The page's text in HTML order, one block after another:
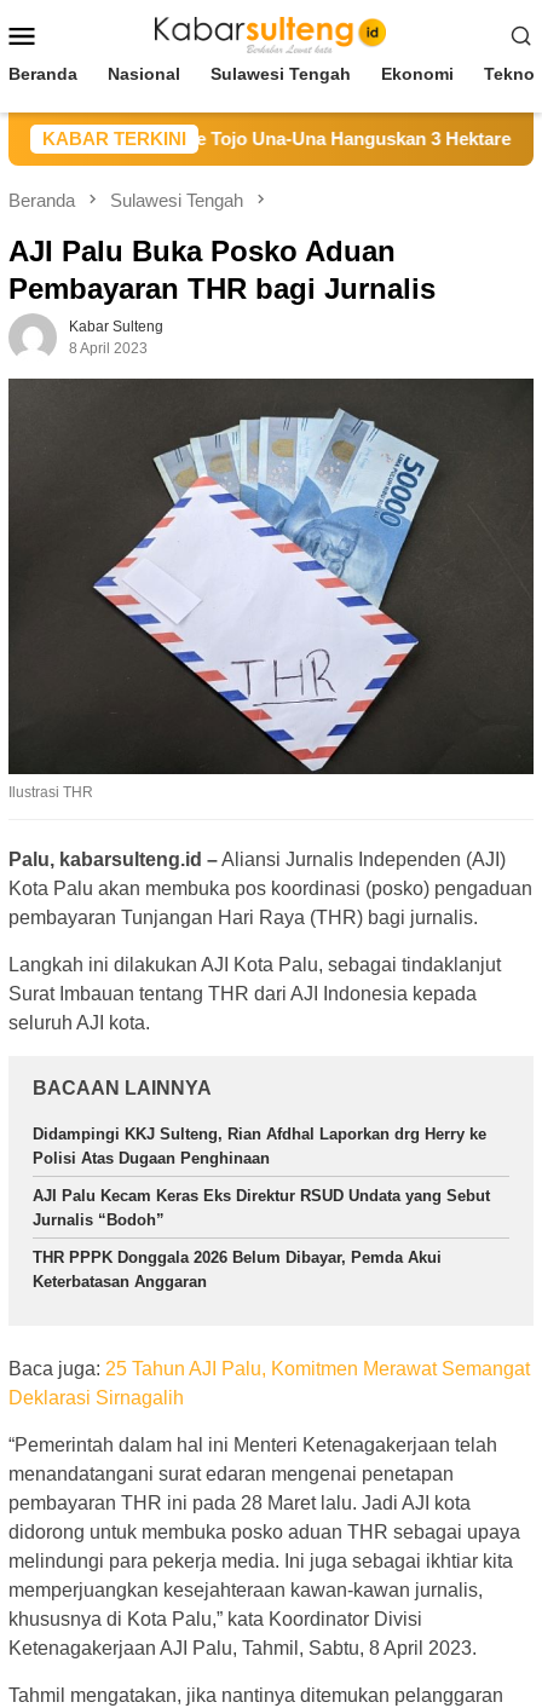
ke
Mobile
Beranda Nasional Sulawesi Tengah Ekonomi
KABAR TERKINI
di Longge Tojo Una-Una Hanguskan 3 Hektare Lahan
Beranda Sulawesi Tengah
AJI Palu Buka Posko Aduan
Pembayaran THR bagi Jurnalis
Kabar Sulteng
8 April 2023
Ilustrasi THR
Palu, kabarsulteng.id –Aliansi Jurnalis Independen (AJI)
Kota Palu akan membuka pos koordinasi (posko) pengaduan
pembayaran Tunjangan Hari Raya (THR) bagi jurnalis.
Langkah ini dilakukan AJI Kota Palu, sebagai tindaklanjut
Surat Imbauan tentang THR dari AJI Indonesia kepada
seluruh AJI kota.
BACAAN LAINNYA
Didampingi KKJ Sulteng, Rian Afdhal Laporkan drg Herry ke
Polisi Atas Dugaan Penghinaan
AJI Palu Kecam Keras Eks Direktur RSUD Undata yang Sebut
Jurnalis “Bodoh”
THR PPPK Donggala 2026 Belum Dibayar, Pemda Akui
Keterbatasan Anggaran
Baca juga: 25 Tahun AJI Palu, Komitmen Merawat Semangat
Deklarasi Sirnagalih
“Pemerintah dalam hal ini Menteri Ketenagakerjaan telah
menandatangani surat edaran mengenai penetapan
pembayaran THR ini pada 28 Maret lalu. Jadi AJI kota
didorong untuk membuka posko aduan THR sebagai upaya
melindungi para pekerja media. Ini juga sebagai ikhtiar kita
memperjuangkan kesejahteraan kawan-kawan jurnalis,
khususnya di Kota Palu,” kata Koordinator Divisi
Ketenagakerjaan AJI Palu, Tahmil, Sabtu, 8 April 2023.
Tahmil mengatakan, jika nantinya ditemukan pelanggaran